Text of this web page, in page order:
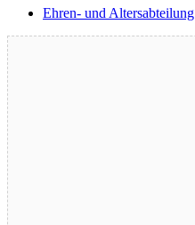
Ehren- und Altersabteilung